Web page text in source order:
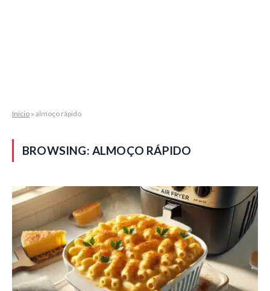
Início » almoço rápido
BROWSING: ALMOÇO RÁPIDO